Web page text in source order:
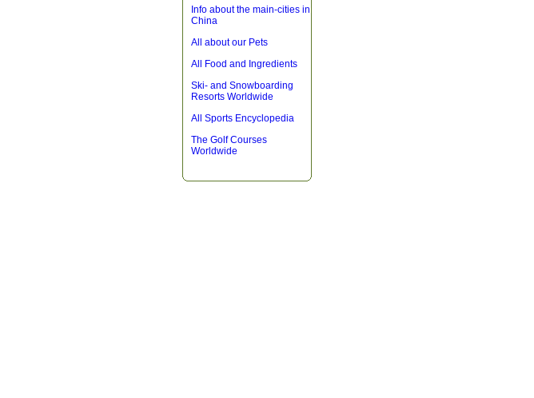
Info about the main-cities in
China
All about our Pets
All Food and Ingredients
Ski- and Snowboarding
Resorts Worldwide
All Sports Encyclopedia
The Golf Courses
Worldwide